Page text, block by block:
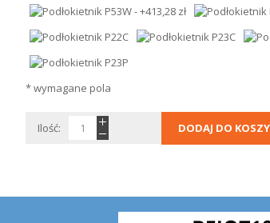
* wymagane pola
Ilość: DODAJ DO